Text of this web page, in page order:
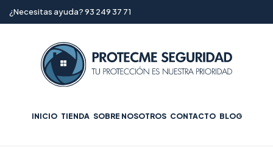
¿Necesitas ayuda? 93 249 37 71
INICIO TIENDA SOBRE NOSOTROS CONTACTO BLOG